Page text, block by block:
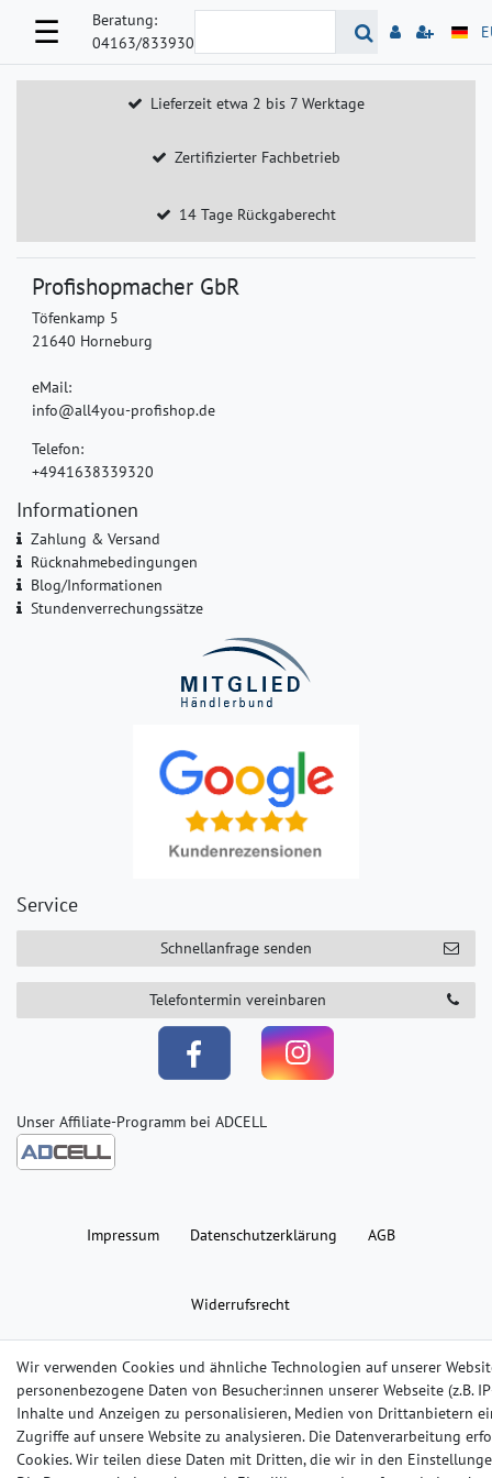
☰
Beratung:
04163/833930
Lieferzeit etwa 2 bis 7 Werktage
Zertifizierter Fachbetrieb
14 Tage Rückgaberecht
Profishopmacher GbR
Töfenkamp 5
21640 Horneburg
eMail:
info@all4you-profishop.de
Telefon:
+4941638339320
Informationen
Zahlung & Versand
Rücknahmebedingungen
Blog/Informationen
Stundenverrechungssätze
Service
Schnellanfrage senden
Telefontermin vereinbaren
Unser Affiliate-Programm bei ADCELL
Impressum Daten­schutz­erklärung AGB
Widerrufs­recht
Copyright 2025 | Alle Rechte vorbehalten
Wir verwenden Cookies und ähnliche Technologien auf unserer
personenbezogene Daten von Besucher:innen unserer Webseite (z.B.
Inhalte und Anzeigen zu personalisieren, Medien von Drittanbietern
Zugriffe auf unsere Website zu analysieren. Die Datenverarbeitung
Cookies. Wir teilen diese Daten mit Dritten, die wir in den